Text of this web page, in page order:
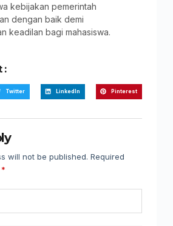
kebijakan pemerintah
dengan baik demi
keadilan bagi mahasiswa.
:
Twitter LinkedIn Pinterest
will not be published. Required
*